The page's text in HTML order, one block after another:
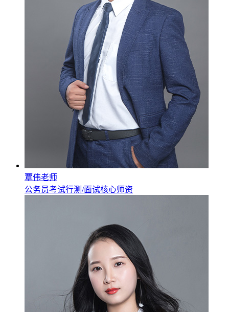
覃伟老师
公务员考试行测/面试核心师资